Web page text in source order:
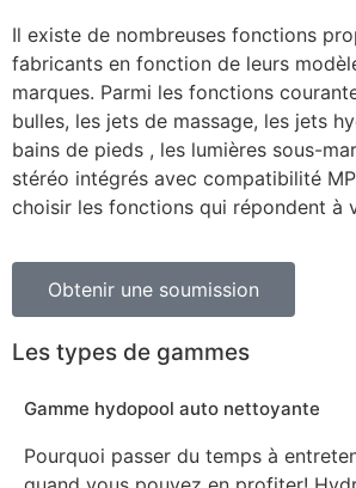
Il existe de nombreuses fonctions
fabricants en fonction de leurs
marques. Parmi les fonctions
bulles, les jets de massage, les jets
bains de pieds , les lumières sous-
stéréo intégrés avec compatibilité
choisir les fonctions qui répondent à
Obtenir une soumission
Les types de gammes
Gamme hydopool auto nettoyante
Pourquoi passer du temps à